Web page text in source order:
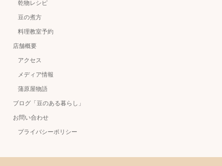
乾物レシピ
豆の煮方
料理教室予約
店舗概要
アクセス
メディア情報
蒲原屋物語
ブログ「豆のある暮らし」
お問い合わせ
プライバシーポリシー